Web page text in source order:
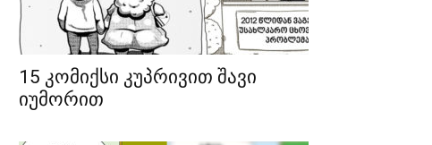
15 კომიქსი კუპრივით შავი
იუმორით